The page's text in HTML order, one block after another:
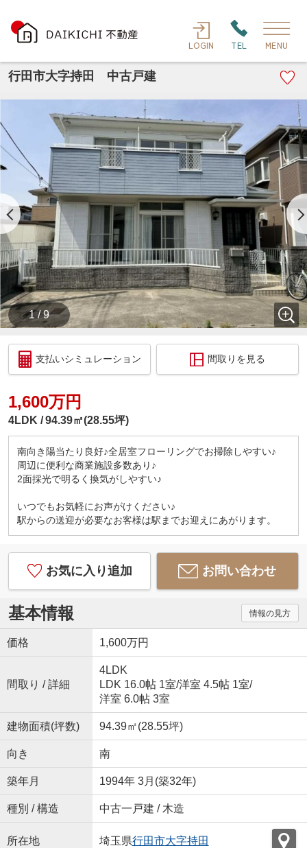
LOGIN TEL MENU
行田市大字持田 中古戸建
1 / 9
支払いシミュレーション 間取りを見る
1,600万円
4LDK 94.39㎡(28.55坪)
南向き陽当たり良好♪全居室フローリングでお掃除しやすい♪
周辺に便利な商業施設多数あり♪
2面採光で明るく換気がしやすい♪
いつでもお気軽にお声がけください♪
駅からの送迎が必要なお客様は駅までお迎えにあがります。
お気に入り追加 お問い合わせ
基本情報 情報の見方
価格 1,600万円
間取り / 詳細
4LDK
LDK 16.0帖 1室/洋室 4.5帖 1室/
洋室 6.0帖 3室
建物面積(坪数) 94.39㎡(28.55坪)
向き 南
築年月 1994年 3月(築32年)
種別 / 構造 中古一戸建 / 木造
所在地 埼玉県行田市大字持田